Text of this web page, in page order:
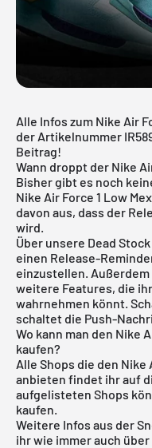
Alle Infos zum Nike Air
der Artikelnummer
Beitrag!
Wann droppt der Nike
Bisher gibt es noch
Nike Air Force 1 Low
davon aus, dass der
wird.
Über unsere Dead
einen Release-
einzustellen.
weitere Features, die
wahrnehmen könnt.
schaltet die Push-
Wo kann man den Nike
kaufen?
Alle Shops die den Nike
anbieten findet ihr auf
aufgelisteten Shops
kaufen.
Weitere Infos aus der
ihr wie immer auch